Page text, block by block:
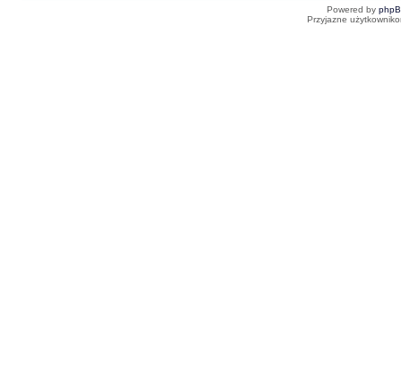
Powered by
Przyjazne